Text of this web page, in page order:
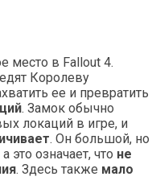
место в Fallout 4.
Королеву
ее и превратить
. Замок обычно
локаций в игре, и
. Он большой, но
это означает, что не
. Здесь также мало